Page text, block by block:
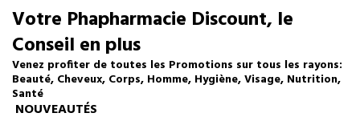
Votre Phapharmacie Discount, le
Conseil en plus
Venez profiter de toutes les Promotions sur tous les rayons:
Beauté, Cheveux, Corps, Homme, Hygiène, Visage, Nutrition,
Santé
NOUVEAUTÉS